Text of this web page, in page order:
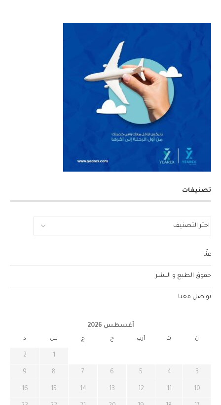
تصنيفات
عنّا
حقوق الطبع و النشر
تواصل معنا
أغسطس 2026
ن ث أرب خ ج س د
1
2
3
4
5
6
7
8
9
10
11
12
13
14
15
16